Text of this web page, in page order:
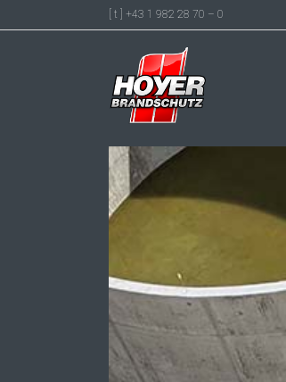
[ t ] +43 1 982 28 70 – 0